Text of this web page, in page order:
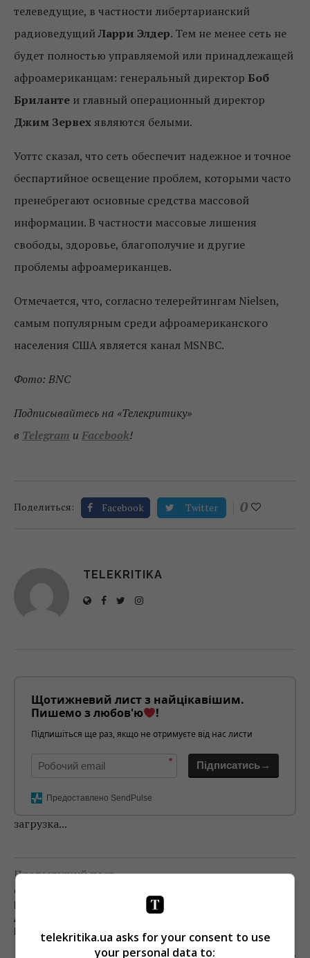
телеведущие, в частности либертарианский
радиоведущийЛарри Элдер. Тем не менее сеть не
будет полностью управляемой или принадлежащей
афроамериканцам: генеральный директор Боб
Бриланте и главный операционный директор
Джим Зервехявляются белыми.
Уоттс сказал, что сеть обеспечит надежное и точное
беспартийное освещение проблем, которыми часто
пренебрегают основные средства массовой
информации. В частности массовые лишения
свободы, здоровье, благополучие и другие
проблемы афроамериканцев.
Отмечается, что, согласно телерейтингам Nielsen,
самым популярным среди афроамериканского
населения США является канал MSNBC.
Фото: BNC
Подписывайтесь на «Телекритику»
в Telegram и Facebook!
Поделиться: Facebook Twitter 0
TELEKRITIKA
Щотижневий лист з найцікавішим.
Пишемо з любов'ю
!
Підпишіться ще раз, якщо не отримуєте від нас листи
* Підписатись→
Предоставлено SendPulse
загрузка...
Предыдущий пост
ФЕДЕРАЛЬНАЯ ТОРГОВАЯ КОМИССИЯ США
ПРОВЕРИТ ВСЕ СДЕЛКИ ALPHABET, APPLE,
AMAZON, MICROSOFT И FACEBOOK ЗА
ПОСЛЕДНИЕ 10 ЛЕТ
telekritika.ua asks for your consent to use
your personal data to: